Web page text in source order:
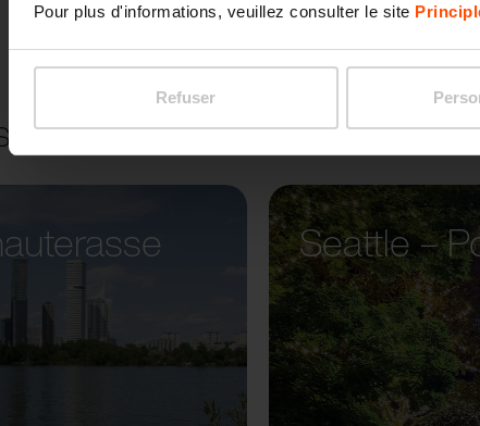
Pour plus d'informations, veuillez consulter le site
Refuser
Seattle –